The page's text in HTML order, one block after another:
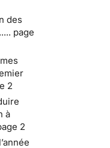
des
page
2
à
2